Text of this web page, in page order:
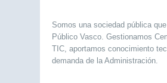
Somos una sociedad pública
Público Vasco. Gestionamos
TIC, aportamos conocimiento
demanda de la Administración.